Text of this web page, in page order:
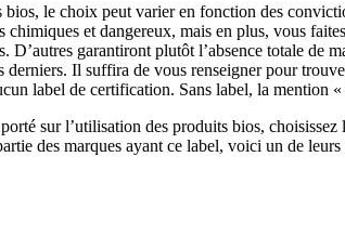
le choix peut varier en fonction des
chimiques et dangereux, mais en plus, vous
D’autres garantiront plutôt l’absence totale de
derniers. Il suffira de vous renseigner pour
label de certification. Sans label, la mention
sur l’utilisation des produits bios, choisissez
des marques ayant ce label, voici un de leurs